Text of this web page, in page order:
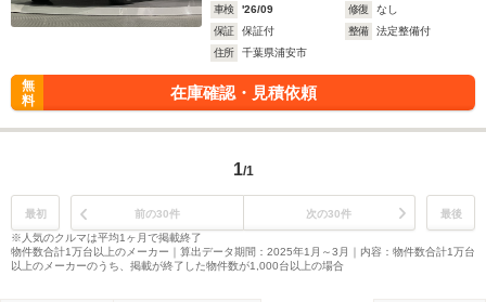
車検
'26/09 修復
なし
保証
保証付 整備
法定整備付
住所
千葉県浦安市
無
料
在庫確認・見積依頼
1/1
最初 前の30件 次の30件
最後
※人気のクルマは平均1ヶ月で掲載終了
物件数合計1万台以上のメーカー｜算出データ期間：2025年1月～3月｜内容：物件数合計1万台
以上のメーカーのうち、掲載が終了した物件数が1,000台以上の場合